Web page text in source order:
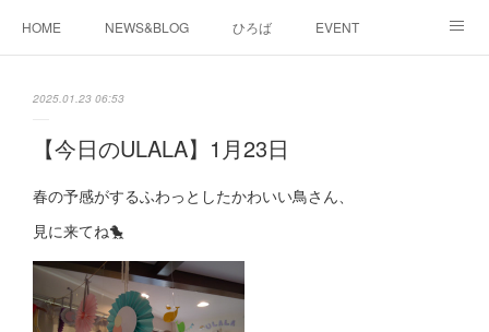
HOME NEWS&BLOG ひろば EVENT
2025.01.23 06:53
【今日のULALA】1月23日
春の予感がするふわっとしたかわいい鳥さん、
見に来てね🐤